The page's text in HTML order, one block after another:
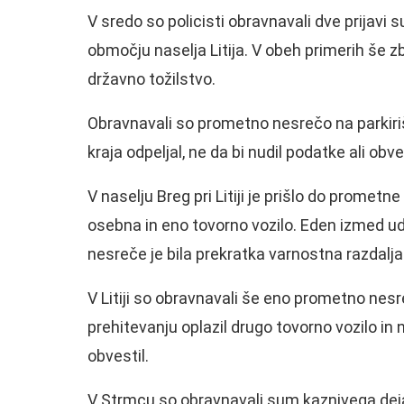
V sredo so policisti obravnavali dve prijavi
območju naselja Litija. V obeh primerih še
državno tožilstvo.
Obravnavali so prometno nesrečo na
kraja odpeljal, ne da bi nudil podatke ali
V naselju Breg pri Litiji je prišlo do
osebna in eno tovorno vozilo. Eden izmed
nesreče je bila prekratka varnostna
V Litiji so obravnavali še eno prometno
prehitevanju oplazil drugo tovorno vozilo in
obvestil.
V Strmcu so obravnavali sum kaznivega